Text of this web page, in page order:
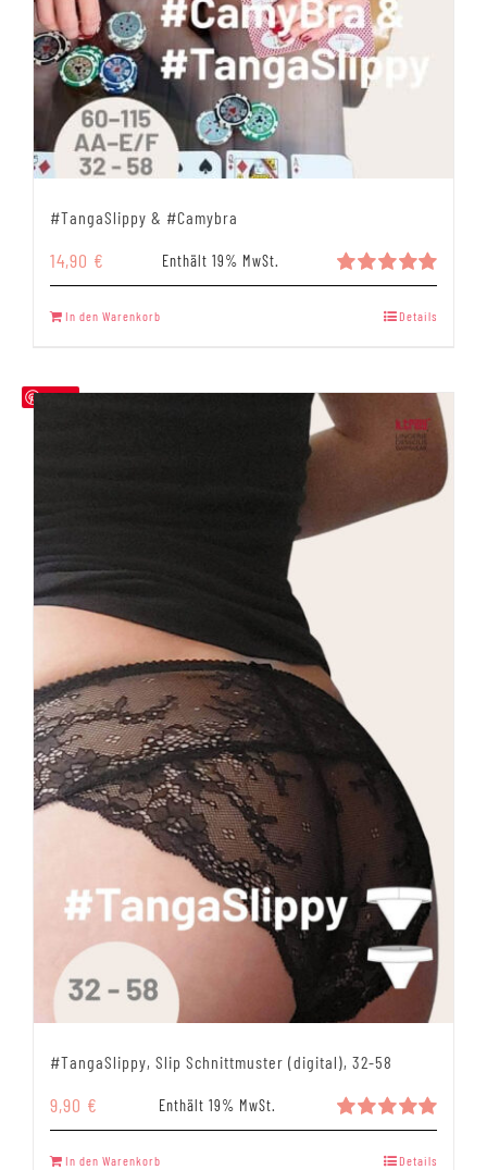
#TangaSlippy & #Camybra
Bewertet
5.00
14,90 € Enthält 19% MwSt.
In den Warenkorb Details
Save
#TangaSlippy, Slip Schnittmuster (digital), 32-58
Bewertet
5.00
9,90 € Enthält 19% MwSt.
In den Warenkorb Details